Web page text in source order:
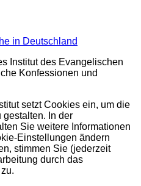
Institut des Evangelischen
Konfessionen und
setzt Cookies ein, um die
In der
Sie weitere Informationen
Einstellungen ändern
stimmen Sie (jederzeit
durch das